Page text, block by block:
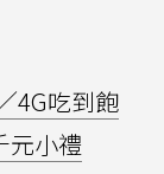
4G吃到飽
元小禮